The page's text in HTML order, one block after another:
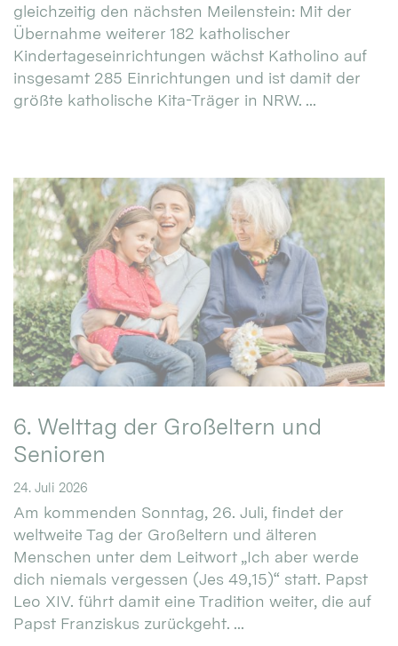
gleichzeitig den nächsten Meilenstein: Mit der
Übernahme weiterer 182 katholischer
Kindertageseinrichtungen wächst Katholino auf
insgesamt 285 Einrichtungen und ist damit der
größte katholische Kita-Träger in NRW. ...
6. Welttag der Großeltern und
Senioren
24. Juli 2026
Am kommenden Sonntag, 26. Juli, findet der
weltweite Tag der Großeltern und älteren
Menschen unter dem Leitwort „Ich aber werde
dich niemals vergessen (Jes 49,15)“ statt. Papst
Leo XIV. führt damit eine Tradition weiter, die auf
Papst Franziskus zurückgeht. ...